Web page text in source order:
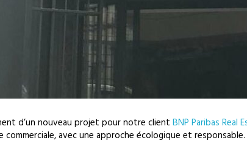
d’un nouveau projet pour notre client BNP Paribas Real
avec une approche écologique et responsable.